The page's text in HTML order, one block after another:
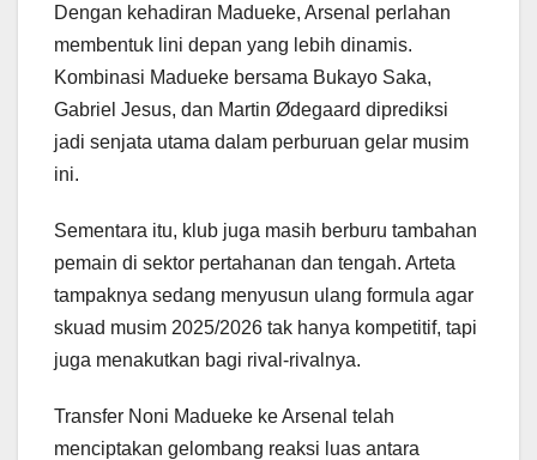
Dengan kehadiran Madueke, Arsenal perlahan
membentuk lini depan yang lebih dinamis.
Kombinasi Madueke bersama Bukayo Saka,
Gabriel Jesus, dan Martin Ødegaard diprediksi
jadi senjata utama dalam perburuan gelar musim
ini.
Sementara itu, klub juga masih berburu tambahan
pemain di sektor pertahanan dan tengah. Arteta
tampaknya sedang menyusun ulang formula agar
skuad musim 2025/2026 tak hanya kompetitif, tapi
juga menakutkan bagi rival-rivalnya.
Transfer Noni Madueke ke Arsenal telah
menciptakan gelombang reaksi luas antara